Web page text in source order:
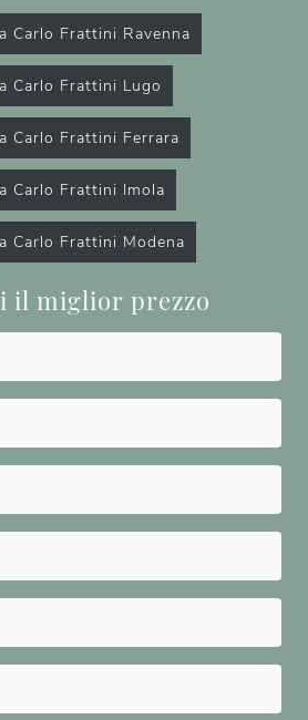
Carlo Frattini Ravenna
Carlo Frattini Lugo
Carlo Frattini Ferrara
Carlo Frattini Imola
Carlo Frattini Modena
il miglior prezzo